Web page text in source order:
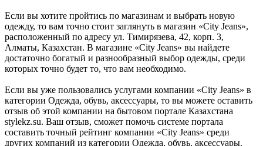
Если вы хотите пройтись по магазинам и выбрать новую
одежду, то вам точно стоит заглянуть в магазин «City Jeans»,
расположенный по адресу ул. Тимирязева, 42, корп. 3,
Алматы, Казахстан. В магазине «City Jeans» вы найдете
достаточно богатый и разнообразный выбор одежды, среди
которых точно будет то, что вам необходимо.
Если вы уже пользовались услугами компании «City Jeans» в
категории Одежда, обувь, аксессуары, то вы можете оставить
отзыв об этой компании на бытовом портале Казахстана
stylekz.su. Ваш отзыв, сможет помочь системе портала
составить точный рейтинг компании «City Jeans» среди
других компаний из категории Одежда, обувь, аксессуары.